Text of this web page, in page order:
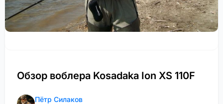
Обзор воблера Kosadaka Ion XS 110F
Пётр Силаков